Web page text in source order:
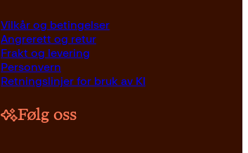
Vilkår og betingelser
Angrerett og retur
Frakt og levering
Personvern
Retningslinjer for bruk av KI
Følg oss